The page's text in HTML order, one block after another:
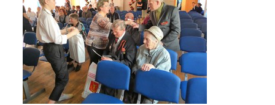
Мероприятия "Антикоррупция"
Комиссия по противодействию
коррупции
Обратная связь для сообщений о
фактах коррупции